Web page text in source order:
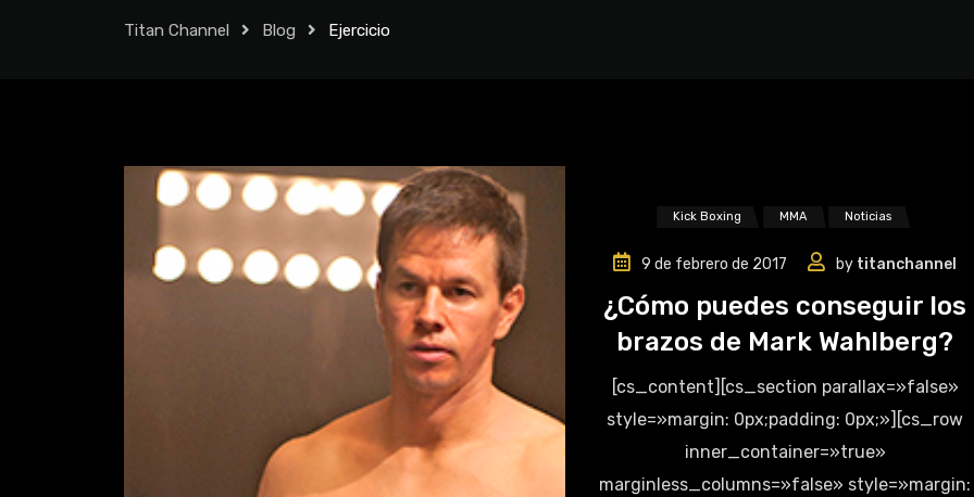
Titan Channel Blog Ejercicio
Kick Boxing MMA Noticias
9 de febrero de 2017 by titanchannel
¿Cómo puedes conseguir los
brazos de Mark Wahlberg?
[cs_content][cs_section parallax=»false»
style=»margin: 0px;padding: 0px;»][cs_row
inner_container=»true»
marginless_columns=»false» style=»margin: